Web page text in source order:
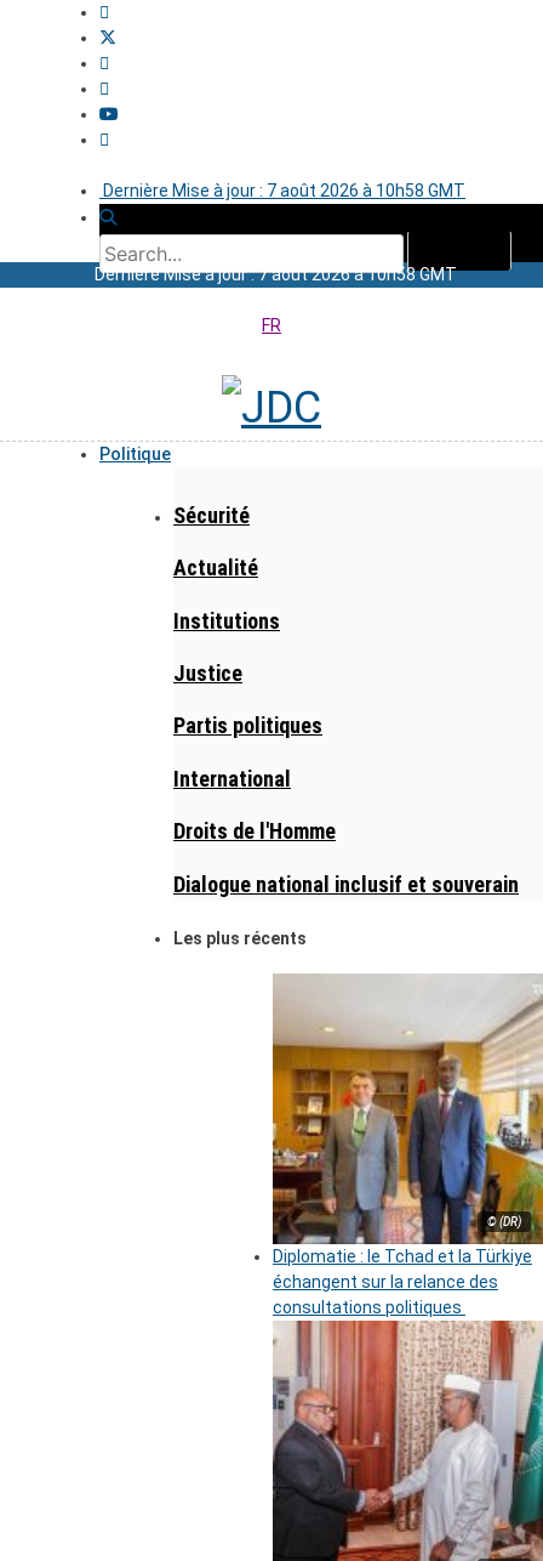
Dernière Mise à jour : 7 août 2026 à 10h58 GMT
Dernière Mise à jour : 7 août 2026 à 10h58 GMT
FR
Politique
Sécurité
Actualité
Institutions
Justice
Partis politiques
International
Droits de l'Homme
Dialogue national inclusif et souverain
Les plus récents
© (DR)
Diplomatie : le Tchad et la Türkiye
échangent sur la relance des
consultations politiques